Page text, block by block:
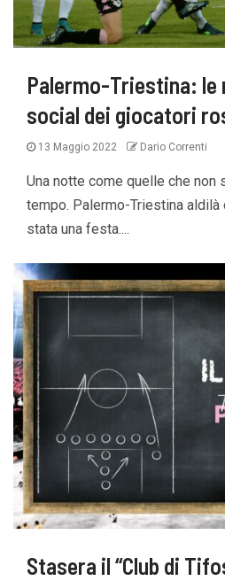
Palermo-Triestina: le
social dei giocatori
13 Maggio 2022 Dario Correnti
Una notte come quelle che non
tempo. Palermo-Triestina
stata una festa....
Stasera il “Club di